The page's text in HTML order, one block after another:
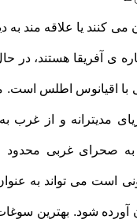
کنند یا علاقه مند به
ی آفریقا هستند، در
با اقیانوس اطلس است.
مدیترانه و از غرب
به صحرای غربی
است می تواند به
آورده شود. بهترین